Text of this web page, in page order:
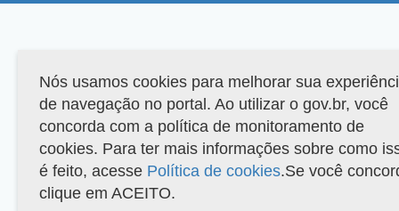
Nós usamos cookies para melhorar sua
de navegação no portal. Ao utilizar o gov.br, você
concorda com a política de monitoramento de
cookies. Para ter mais informações sobre como
é feito, acesse Política de cookies.Se você
clique em ACEITO.